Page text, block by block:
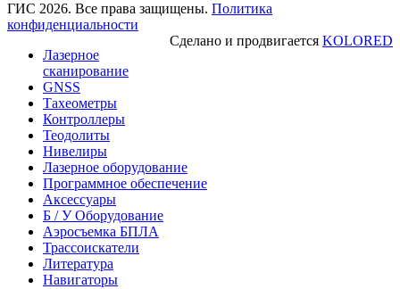
ГИС 2026. Все права защищены. Политика
конфиденциальности
Сделано и продвигается KOLORED
Лазерное
сканирование
GNSS
Тахеометры
Контроллеры
Теодолиты
Нивелиры
Лазерное оборудование
Программное обеспечение
Аксессуары
Б / У Оборудование
Аэросъемка БПЛА
Трассоискатели
Литература
Навигаторы